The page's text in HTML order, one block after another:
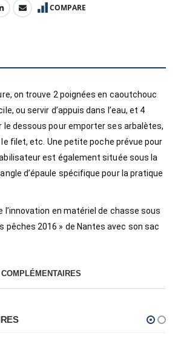
COMPARE
on trouve 2 poignées en caoutchouc
ou servir d’appuis dans l’eau, et 4
dessous pour emporter ses arbalètes,
le filet, etc. Une petite poche prévue pour
est également située sous la
d’épaule spécifique pour la pratique
l’innovation en matériel de chasse sous
pêches 2016 » de Nantes avec son sac
COMPLÉMENTAIRES